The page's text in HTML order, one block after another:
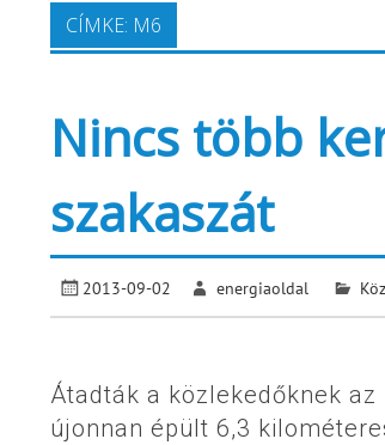
CÍMKE: M6
Nincs több
szakaszát
2013-09-02 energiaoldal
Átadták a közlekedőknek
újonnan épült 6,3